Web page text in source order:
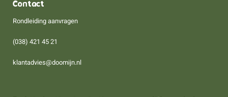
Contact
Rondleiding aanvragen
(038) 421 45 21
klantadvies@doomijn.nl